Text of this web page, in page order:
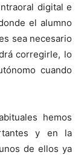
digital e
el alumno
sea necesario
corregirle, lo
cuando
hemos
y en la
de ellos ya